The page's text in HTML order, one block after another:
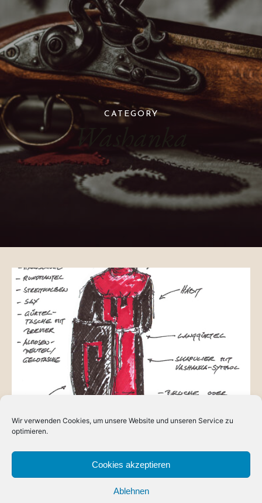
Wir verwenden Cookies, um unsere Website und unseren Service zu
optimieren.
Cookies akzeptieren
Ablehnen
CATEGORY
Washanka
BLOG
Blutvogt: Skizze des Habits
Gibt es einen Charakter, der wirklich fertig ausgestattet ist?
Ich befürchte nicht. Es gibt sicherlich einen Status einer